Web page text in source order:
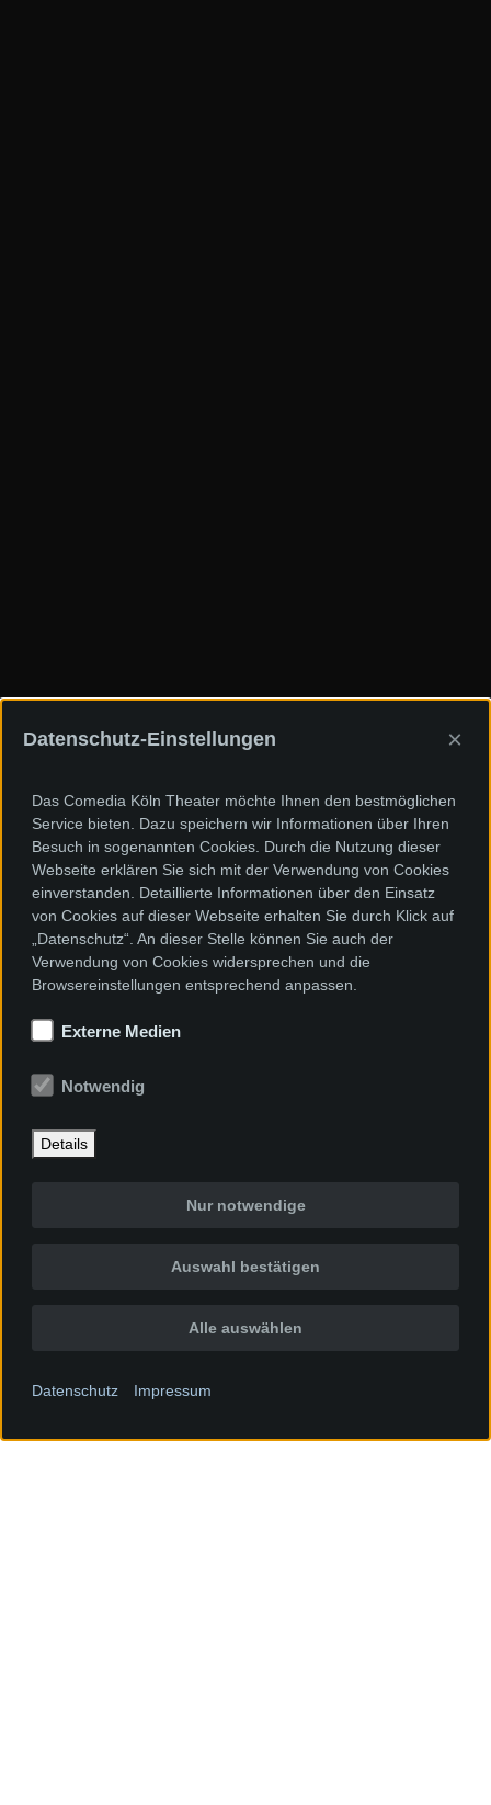
Datenschutz-Einstellungen ×
Das Comedia Köln Theater möchte Ihnen den bestmöglichen
Service bieten. Dazu speichern wir Informationen über Ihren
Besuch in sogenannten Cookies. Durch die Nutzung dieser
Webseite erklären Sie sich mit der Verwendung von Cookies
einverstanden. Detaillierte Informationen über den Einsatz
von Cookies auf dieser Webseite erhalten Sie durch Klick auf
„Datenschutz“. An dieser Stelle können Sie auch der
Verwendung von Cookies widersprechen und die
Browsereinstellungen entsprechend anpassen.
Externe Medien
Notwendig
Details
Nur notwendige
Auswahl bestätigen
Alle auswählen
Datenschutz Impressum